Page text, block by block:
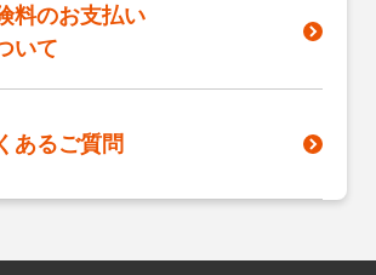
料のお支払い
いて
あるご質問